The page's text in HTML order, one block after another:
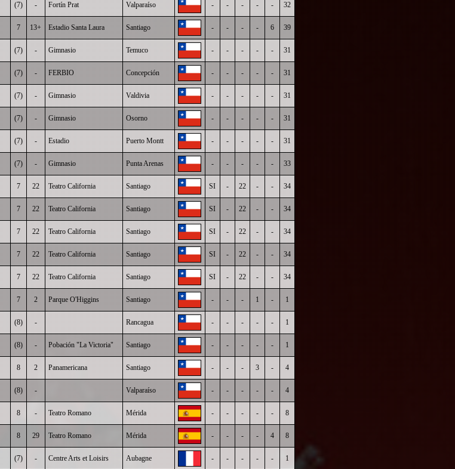
(7) - Fortín Prat Valparaíso - - - - - 32
7 13+ Estadio Santa Laura Santiago - - - - 6 39
(7) - Gimnasio Temuco - - - - - 31
(7) - FERBIO Concepción - - - - - 31
(7) - Gimnasio Valdivia - - - - - 31
(7) - Gimnasio Osorno - - - - - 31
(7) - Estadio Puerto Montt - - - - - 31
(7) - Gimnasio Punta Arenas - - - - - 33
7 22 Teatro California Santiago SI - 22 - - 34
7 22 Teatro California Santiago SI - 22 - - 34
7 22 Teatro California Santiago SI - 22 - - 34
7 22 Teatro California Santiago SI - 22 - - 34
7 22 Teatro California Santiago SI - 22 - - 34
7 2 Parque O'Higgins Santiago - - - 1 - 1
(8) - Rancagua - - - - - 1
(8) - Pobación "La Victoria" Santiago - - - - - 1
8 2 Panamericana Santiago - - - 3 - 4
(8) - Valparaíso - - - - - 4
8 - Teatro Romano Mérida - - - - - 8
8 29 Teatro Romano Mérida - - - - 4 8
(7) - Centre Arts et Loisirs Aubagne - - - - - 1